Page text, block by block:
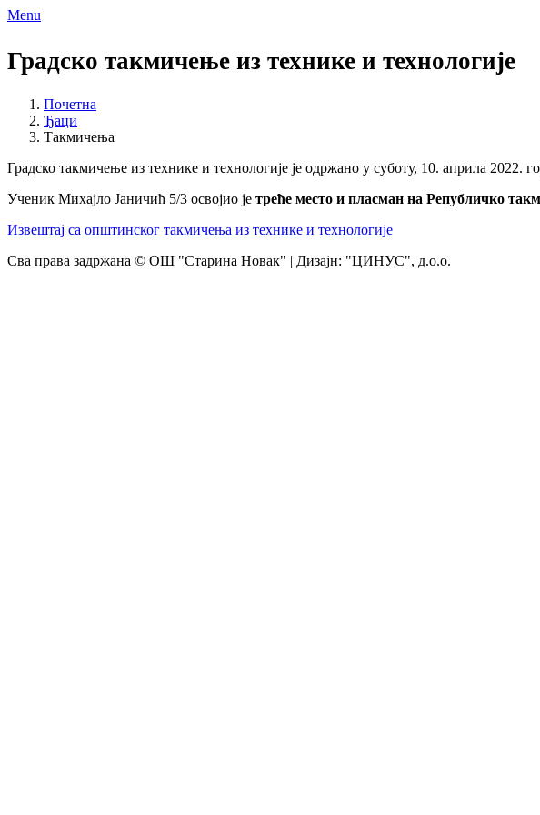
Menu
Градско такмичење из технике и технологије
Почетна
Ђаци
Такмичења
Градско такмичење из технике и технологије је одржано у суботу, 10. априла
Ученик Михајло Јаничић 5/3 освојио је треће место и пласман на Републичко
Извештај са општинског такмичења из технике и технологије
Сва права задржана © ОШ "Старина Новак" | Дизајн: "ЦИНУС", д.о.о.